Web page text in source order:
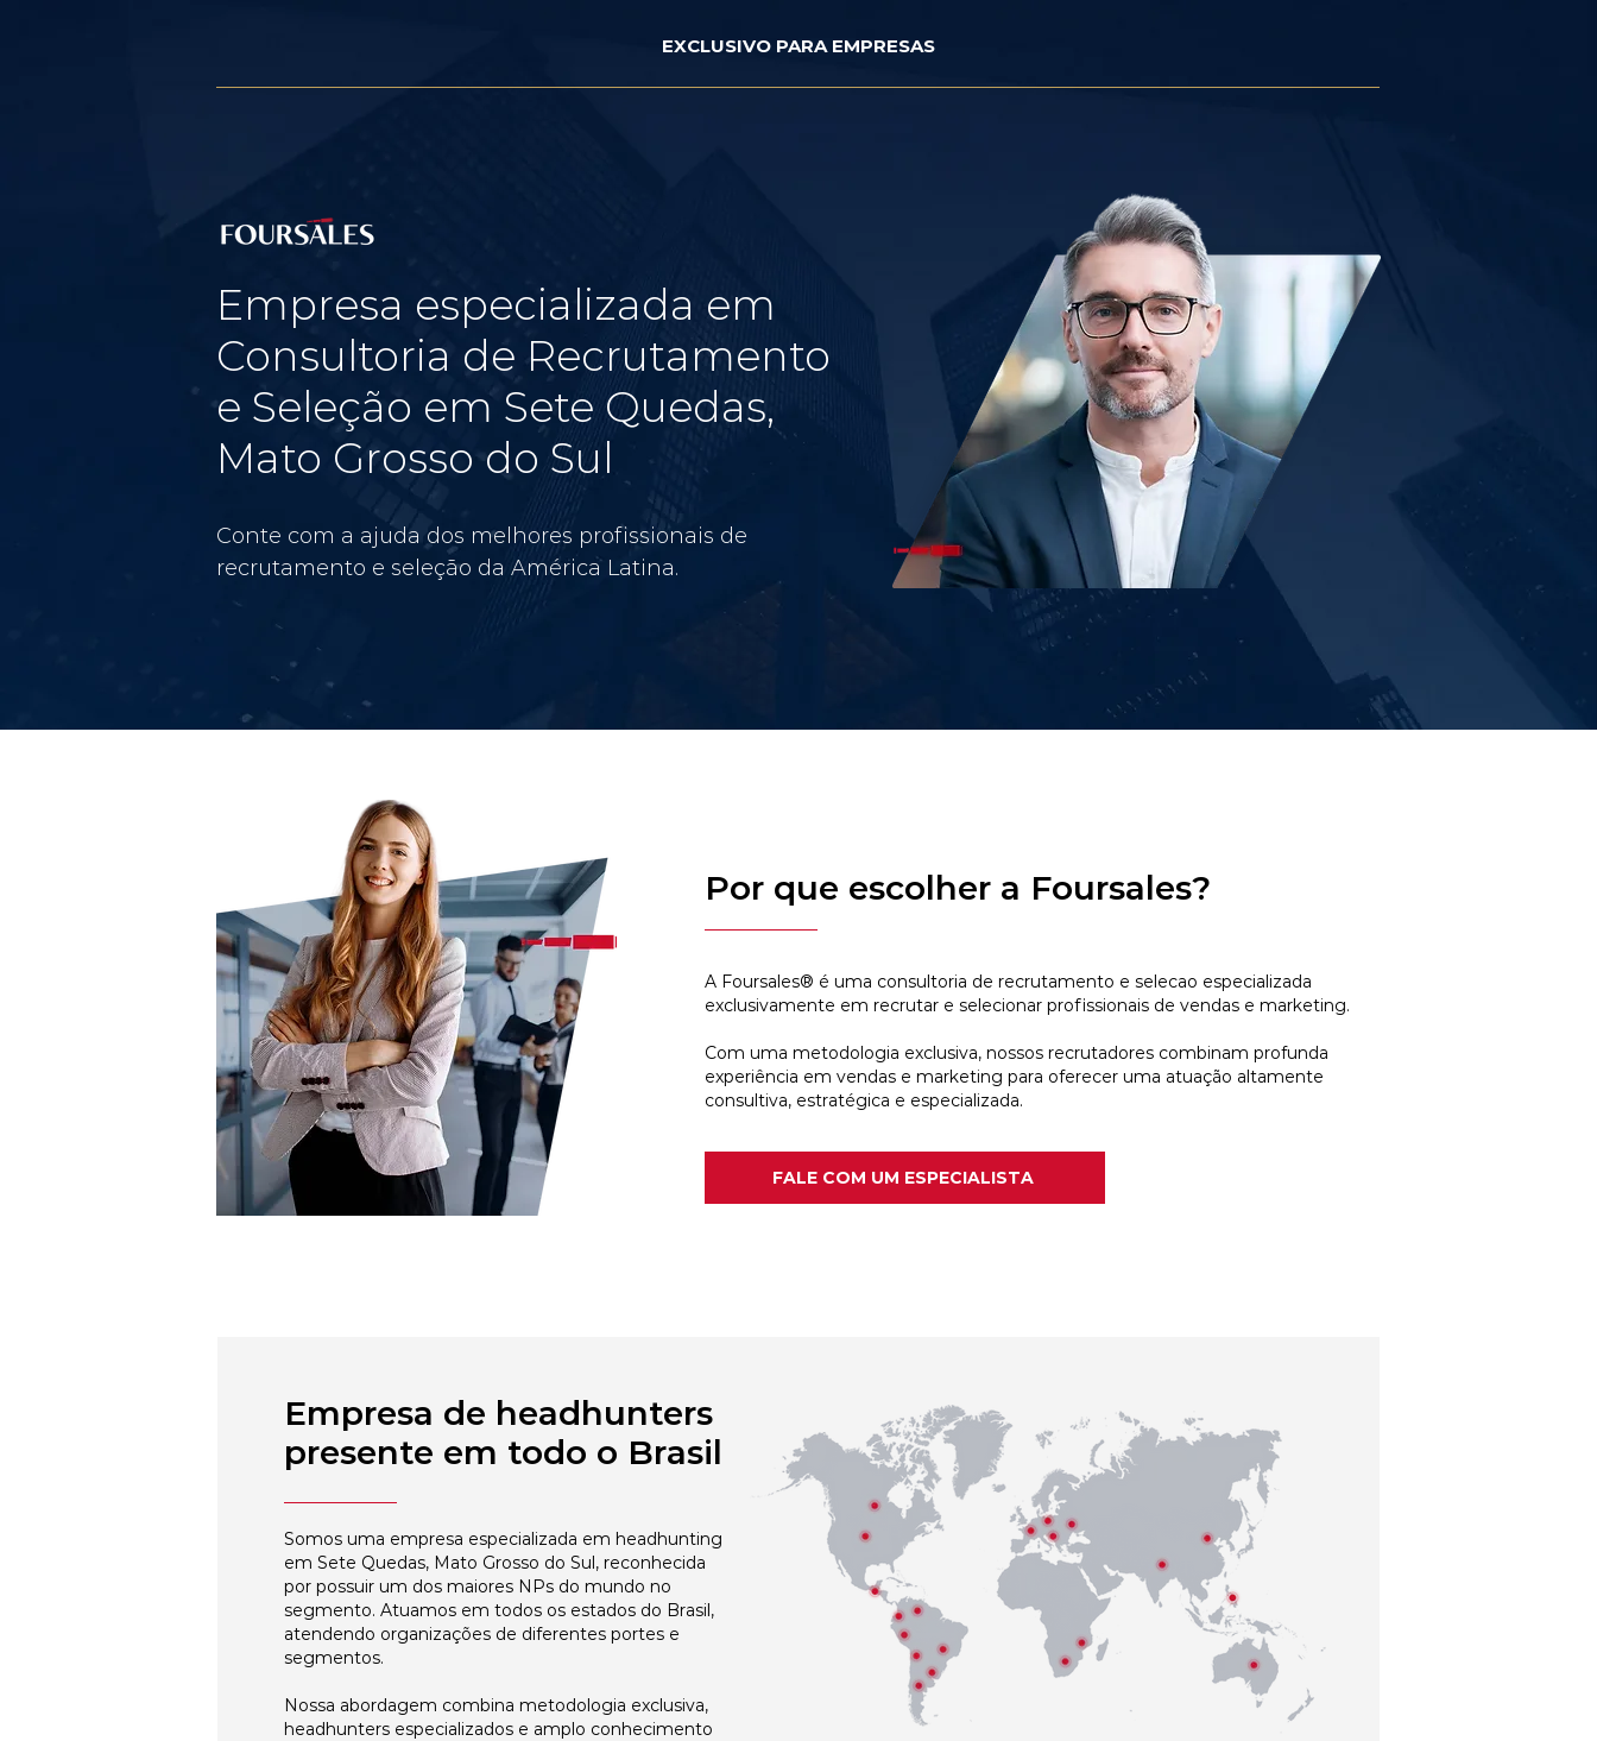
EXCLUSIVO PARA EMPRESAS
Empresa especializada em
Consultoria de Recrutamento
e Seleção em Sete Quedas,
Mato Grosso do Sul
Conte com a ajuda dos melhores profissionais de
recrutamento e seleção da América Latina.
Por que escolher a Foursales?
A Foursales® é uma consultoria de recrutamento e selecao especializada
exclusivamente em recrutar e selecionar profissionais de vendas e marketing.
Com uma metodologia exclusiva, nossos recrutadores combinam profunda
experiência em vendas e marketing para oferecer uma atuação altamente
consultiva, estratégica e especializada.
FALE COM UM ESPECIALISTA
Empresa de headhunters
presente em todo o Brasil
Somos uma empresa especializada em headhunting
em Sete Quedas, Mato Grosso do Sul, reconhecida
por possuir um dos maiores NPs do mundo no
segmento. Atuamos em todos os estados do Brasil,
atendendo organizações de diferentes portes e
segmentos.
Nossa abordagem combina metodologia exclusiva,
headhunters especializados e amplo conhecimento